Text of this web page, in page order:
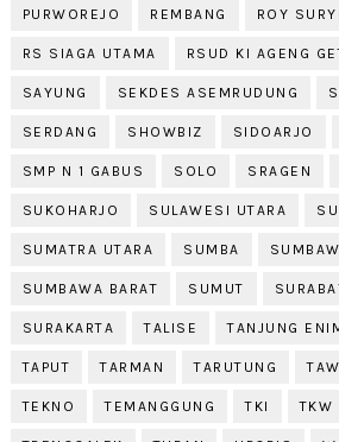
PURWOREJO REMBANG ROY
RS SIAGA UTAMA RSUD KI AGENG
SAYUNG SEKDES ASEMRUDUNG
SERDANG SHOWBIZ SIDOARJO
SMP N 1 GABUS SOLO SRAGEN
SUKOHARJO SULAWESI UTARA
SUMATRA UTARA SUMBA
SUMBAWA BARAT SUMUT
SURAKARTA TALISE TANJUNG
TAPUT TARMAN TARUTUNG
TEKNO TEMANGGUNG TKI TKW